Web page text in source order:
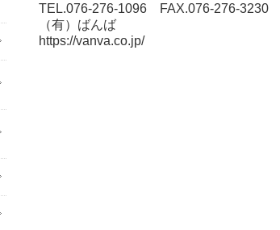
TEL.076-276-1096 FAX.076-276-3230
（有）ばんば
https://vanva.co.jp/